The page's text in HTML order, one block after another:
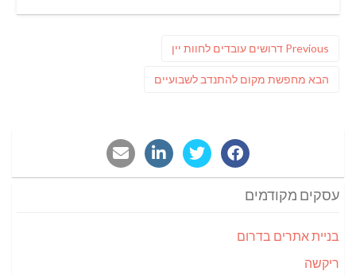
Previous
Previous
דרושים עובדים לחוות יין
הבא פוסט
מחפשת מקום להתנדב לשבועיים
עסקים מקודמים
בניית אתרים בדרום
ריקשה